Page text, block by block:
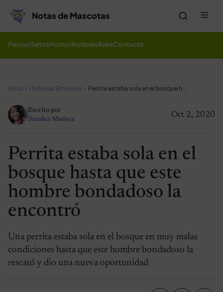
Notas de Mascotas
PerrosGatosHumorNoticiasAvesContacto
Inicio Historias Emotivas Perrita estaba sola en el bosque hasta que este hombre bondadoso la encontró
Oct 2, 2020
Escrito por
Sandra Muñoz
Perrita estaba sola en el
bosque hasta que este
hombre bondadoso la
encontró
Una perrita estaba sola en el bosque en muy malas
condiciones hasta que este hombre bondadoso la
rescató y dio una nueva oportunidad